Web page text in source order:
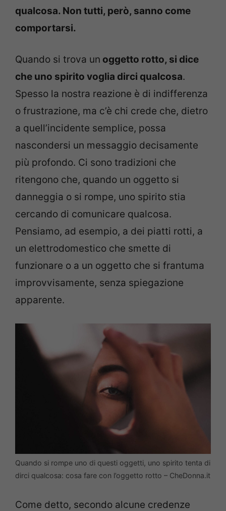
qualcosa. Non tutti, però, sanno come
comportarsi.
Quando si trova un oggetto rotto, si dice
che uno spirito voglia dirci qualcosa.
Spesso la nostra reazione è di indifferenza
o frustrazione, ma c’è chi crede che, dietro
a quell’incidente semplice, possa
nascondersi un messaggio decisamente
più profondo. Ci sono tradizioni che
ritengono che, quando un oggetto si
danneggia o si rompe, uno spirito stia
cercando di comunicare qualcosa.
Pensiamo, ad esempio, a dei piatti rotti, a
un elettrodomestico che smette di
funzionare o a un oggetto che si frantuma
improvvisamente, senza spiegazione
apparente.
Quando si rompe uno di questi oggetti, uno spirito tenta di
dirci qualcosa: cosa fare con l’oggetto rotto – CheDonna.it
Come detto, secondo alcune credenze